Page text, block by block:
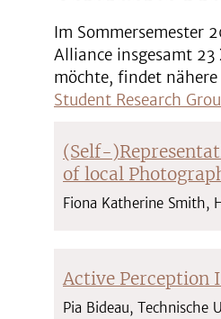
Im Sommersemester
Alliance insgesamt 23
möchte, findet
Student Research
(Self-
of local
Fiona Katherine Smith,
Active Perception
Pia Bideau,